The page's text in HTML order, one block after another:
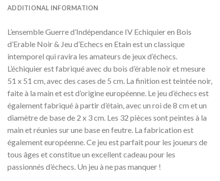
ADDITIONAL INFORMATION
L’ensemble Guerre d’Indépendance IV Echiquier en Bois
d’Erable Noir & Jeu d’Echecs en Etain est un classique
intemporel qui ravira les amateurs de jeux d’échecs.
L’échiquier est fabriqué avec du bois d’érable noir et mesure
51 x 51 cm, avec des cases de 5 cm. La finition est teintée noir,
faite à la main et est d’origine européenne. Le jeu d’échecs est
également fabriqué à partir d’étain, avec un roi de 8 cm et un
diamètre de base de 2 x 3 cm. Les 32 pièces sont peintes à la
main et réunies sur une base en feutre. La fabrication est
également européenne. Ce jeu est parfait pour les joueurs de
tous âges et constitue un excellent cadeau pour les
passionnés d’échecs. Un jeu à ne pas manquer !